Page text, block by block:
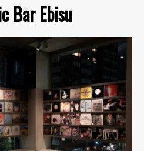
Bar Ebisu